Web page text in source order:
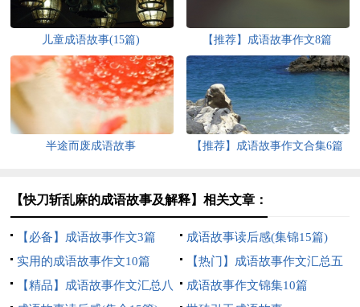
儿童成语故事(15篇) 【推荐】成语故事作文8篇
半途而废成语故事 【推荐】成语故事作文合集6篇
【快刀斩乱麻的成语故事及解释】相关文章：
【必备】成语故事作文3篇
成语故事读后感(集锦15篇)
实用的成语故事作文10篇
【热门】成语故事作文汇总五
篇
【精品】成语故事作文汇总八
成语故事作文锦集10篇